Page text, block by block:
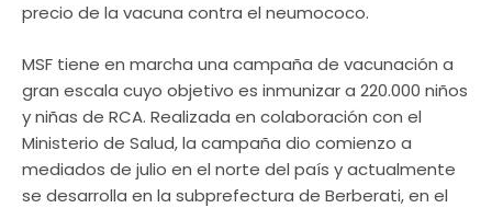
precio de la vacuna contra el neumococo.
MSF tiene en marcha una campaña de vacunación a
gran escala cuyo objetivo es inmunizar a 220.000 niños
y niñas de RCA. Realizada en colaboración con el
Ministerio de Salud, la campaña dio comienzo a
mediados de julio en el norte del país y actualmente
se desarrolla en la subprefectura de Berberati, en el